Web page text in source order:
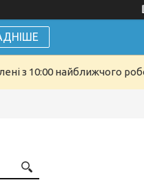
з 10:00 найближчого